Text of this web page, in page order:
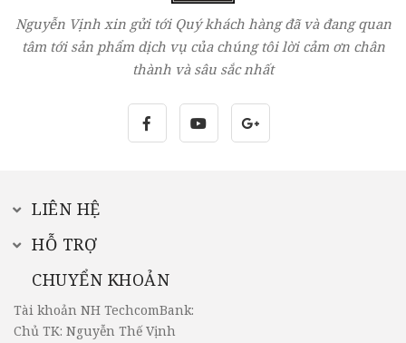
Nguyễn Vịnh xin gửi tới Quý khách hàng đã và đang quan
tâm tới sản phẩm dịch vụ của chúng tôi lời cảm ơn chân
thành và sâu sắc nhất
LIÊN HỆ
HỖ TRỢ
CHUYỂN KHOẢN
Tài khoản NH TechcomBank:
Chủ TK: Nguyễn Thế Vịnh